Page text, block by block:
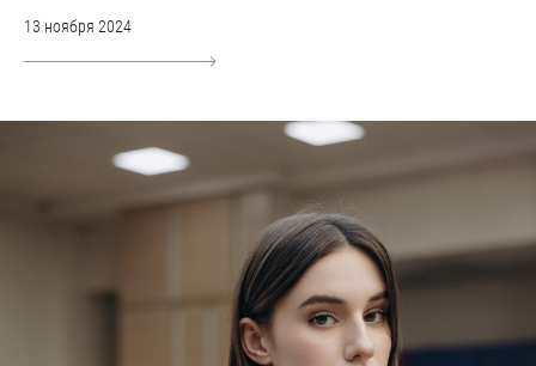
13 ноября 2024